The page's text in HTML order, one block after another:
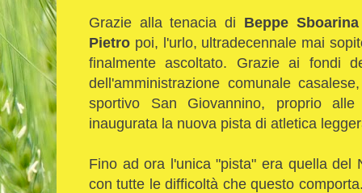
Grazie alla tenacia di Beppe Sboarina
Pietro poi, l'urlo, ultradecennale mai
finalmente ascoltato. Grazie ai fondi
dell'amministrazione comunale
sportivo San Giovannino, proprio
inaugurata la nuova pista di atletica
Fino ad ora l'unica "pista" era quella
con tutte le difficoltà che questo